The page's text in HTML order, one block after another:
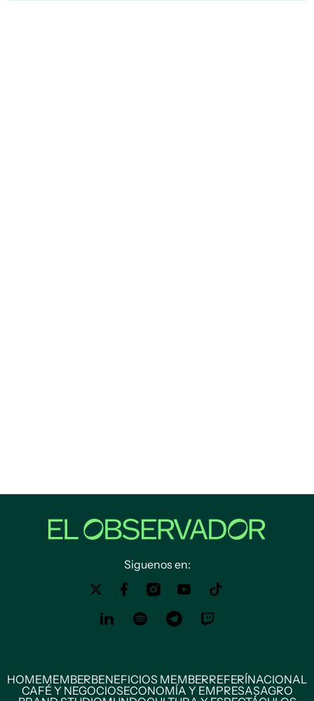
Siguenos en:
HOMEMEMBERBENEFICIOS MEMBERREFERÍNACIONAL
CAFÉ Y NEGOCIOSECONOMÍA Y EMPRESASAGRO